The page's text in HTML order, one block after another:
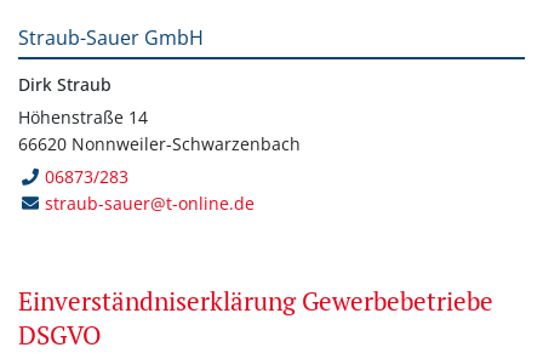
Straub-Sauer GmbH
Dirk Straub
Höhenstraße 14
66620 Nonnweiler-Schwarzenbach
06873/283
straub-sauer@t-online.de
Einverständniserklärung Gewerbebetriebe
DSGVO